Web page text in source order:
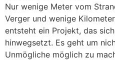
Nur wenige Meter vom
Verger und wenige
entsteht ein Projekt, das
hinwegsetzt. Es geht um
Unmögliche möglich zu